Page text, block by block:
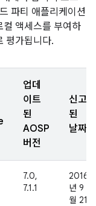
파티 애플리케이션
컬 액세스를 부여하
평가됩니다.
업데
이트
된
AOSP
버전
신고
된
날짜
7.0,
7.1.1
2016
년 9
월 21